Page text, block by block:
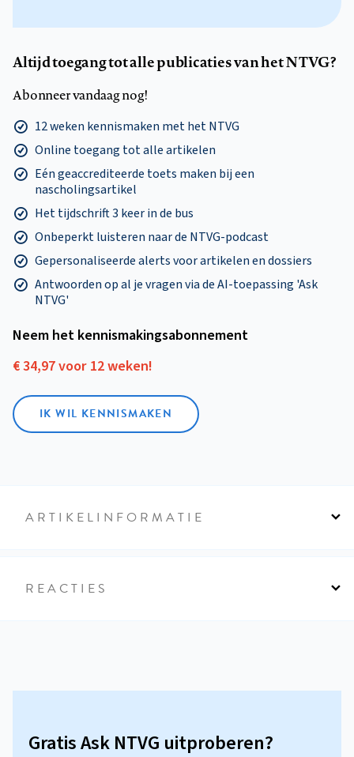
Altijd toegang tot alle publicaties van het NTVG?
Abonneer vandaag nog!
12 weken kennismaken met het NTVG
Online toegang tot alle artikelen
Eén geaccrediteerde toets maken bij een
nascholingsartikel
Het tijdschrift 3 keer in de bus
Onbeperkt luisteren naar de NTVG-podcast
Gepersonaliseerde alerts voor artikelen en dossiers
Antwoorden op al je vragen via de AI-toepassing 'Ask
NTVG'
Neem het kennismakings­abonnement
€ 34,97 voor 12 weken!
IK WIL KENNISMAKEN
ARTIKELINFORMATIE
REACTIES
Gratis Ask NTVG uitproberen?